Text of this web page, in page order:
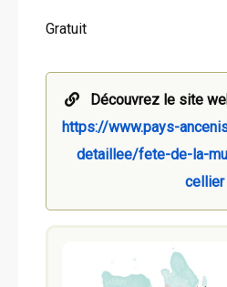
Gratuit
Découvrez le site
https://www.pays-
detaillee/fete-de-la-
cellier